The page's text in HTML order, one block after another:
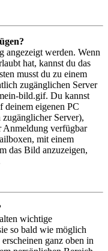
angezeigt werden. Wenn
hat, kannst du das
musst du zu einem
zugänglichen Server
bild.gif. Du kannst
eigenen PC
Server),
Anmeldung verfügbar
mit einem
das Bild anzuzeigen,
wichtige
so bald wie möglich
ganz oben in